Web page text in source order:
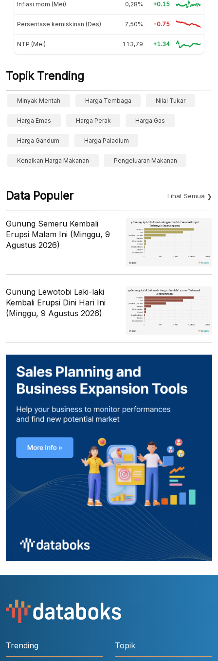
Inflasi mom (Mei) 0,28% +0.15
Persentase kemiskinan (Des) 7,50% -0.75
NTP (Mei) 113,79 +1.34
Topik Trending
Minyak Mentah Harga Tembaga Nilai Tukar
Harga Emas Harga Perak Harga Gas
Harga Gandum Harga Paladium
Kenaikan Harga Makanan Pengeluaran Makanan
Data Populer Lihat Semua
Gunung Semeru Kembali
Erupsi Malam Ini (Minggu, 9
Agustus 2026)
Gunung Lewotobi Laki-laki
Kembali Erupsi Dini Hari Ini
(Minggu, 9 Agustus 2026)
Trending Topik